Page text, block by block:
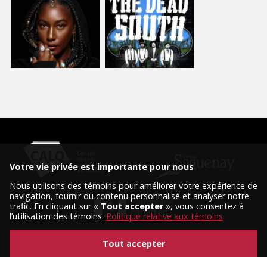
Votre vie privée est importante pour nous
Nous utilisons des témoins pour améliorer votre expérience de
navigation, fournir du contenu personnalisé et analyser notre
trafic. En cliquant sur « Tout accepter», vous consentez à
l’utilisation des témoins. Politique relative aux témoins
Tout accepter